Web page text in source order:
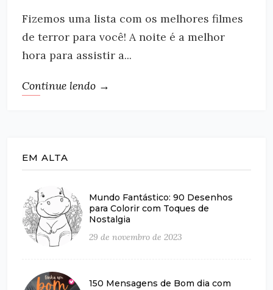
Fizemos uma lista com os melhores filmes
de terror para você! A noite é a melhor
hora para assistir a...
Continue lendo →
EM ALTA
Mundo Fantástico: 90 Desenhos
para Colorir com Toques de
Nostalgia
29 de novembro de 2023
150 Mensagens de Bom dia com